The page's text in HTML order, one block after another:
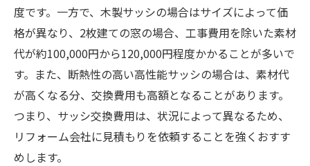
度です。一方で、木製サッシの場合はサイズによって価
格が異なり、2枚建ての窓の場合、工事費用を除いた素材
代が約100,000円から120,000円程度かかることが多いで
す。また、断熱性の高い高性能サッシの場合は、素材代
が高くなる分、交換費用も高額となることがあります。
つまり、サッシ交換費用は、状況によって異なるため、
リフォーム会社に見積もりを依頼することを強くおすす
めします。